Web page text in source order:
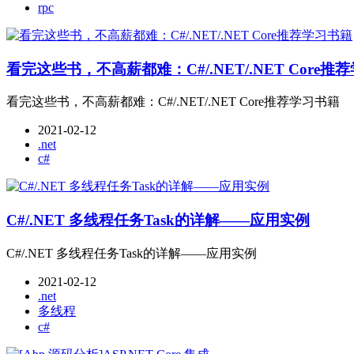
rpc
看完这些书，不高薪都难：C#/.NET/.NET Core推荐
看完这些书，不高薪都难：C#/.NET/.NET Core推荐学习书籍
2021-02-12
.net
c#
C#/.NET 多线程任务Task的详解——应用实例
C#/.NET 多线程任务Task的详解——应用实例
2021-02-12
.net
多线程
c#